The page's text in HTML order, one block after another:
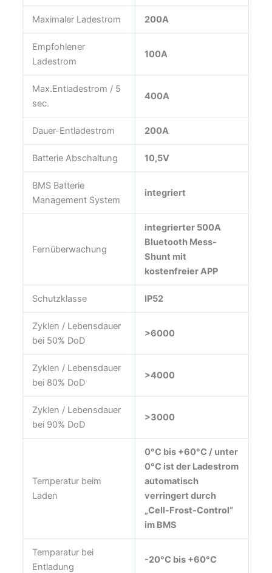
Maximaler Ladestrom 200A
Empfohlener
Ladestrom
100A
Max.Entladestrom / 5
sec.
400A
Dauer-Entladestrom 200A
Batterie Abschaltung 10,5V
BMS Batterie
Management System
integriert
Fernüberwachung
integrierter 500A
Bluetooth Mess-
Shunt mit
kostenfreier APP
Schutzklasse IP52
Zyklen / Lebensdauer
bei 50% DoD
>6000
Zyklen / Lebensdauer
bei 80% DoD
>4000
Zyklen / Lebensdauer
bei 90% DoD
>3000
Temperatur beim
Laden
0°C bis +60°C / unter
0°C ist der Ladestrom
automatisch
verringert durch
„Cell-Frost-Control“
im BMS
Temparatur bei
Entladung
-20°C bis +60°C